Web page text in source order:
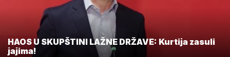
HAOS U SKUPŠTINI LAŽNE DRŽAVE: Kurtija zasuli
jajima!